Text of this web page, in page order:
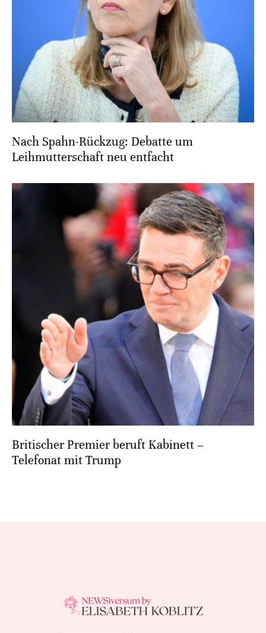
Nach Spahn-Rückzug: Debatte um
Leihmutterschaft neu entfacht
Britischer Premier beruft Kabinett –
Telefonat mit Trump